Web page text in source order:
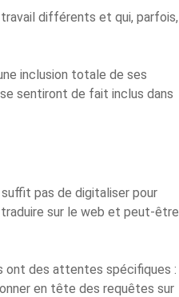
travail différents et qui, parfois,
inclusion totale de ses
sentiront de fait inclus dans
pas de digitaliser pour
sur le web et peut-être
ont des attentes spécifiques :
en tête des requêtes sur